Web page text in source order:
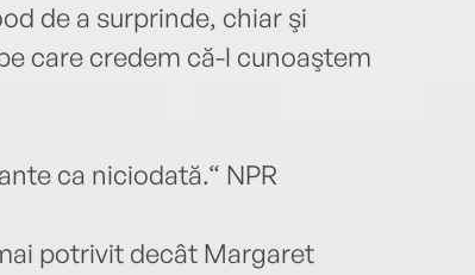
de a surprinde, chiar şi
care credem că-l cunoaştem
ca niciodată.“ NPR
potrivit decât Margaret